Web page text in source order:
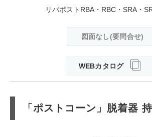
リバポストRBA・RBC・SRA・
図面なし(要問合せ)
WEBカタログ
「ポストコーン」脱着器